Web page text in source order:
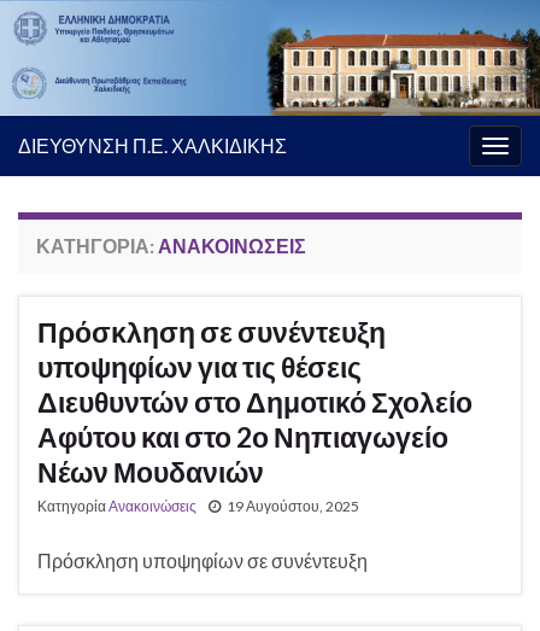
ΔΙΕΥΘΥΝΣΗ Π.Ε. ΧΑΛΚΙΔΙΚΗΣ
ΚΑΤΗΓΟΡΊΑ: ΑΝΑΚΟΙΝΏΣΕΙΣ
Πρόσκληση σε συνέντευξη
υποψηφίων για τις θέσεις
Διευθυντών στο Δημοτικό Σχολείο
Αφύτου και στο 2ο Νηπιαγωγείο
Νέων Μουδανιών
ΚατηγορίαΑνακοινώσεις 19 Αυγούστου, 2025
Πρόσκληση υποψηφίων σε συνέντευξη